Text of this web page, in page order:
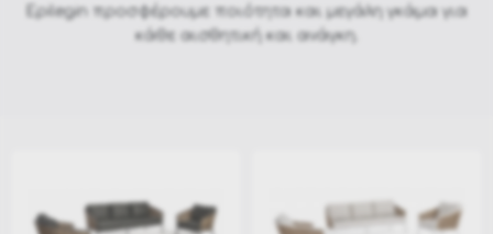
Epilegin προσφέρουμε ποιότητα και μεγάλη γκάμα για
κάθε αισθητική και ανάγκη.